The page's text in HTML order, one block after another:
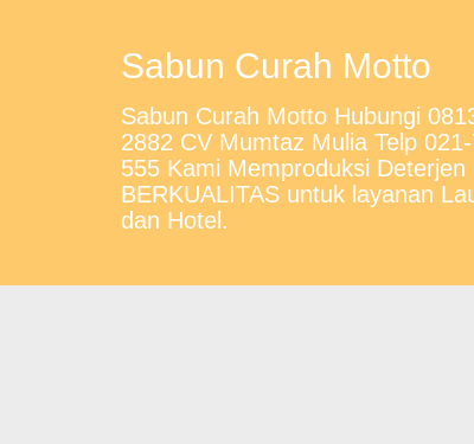
Sabun Curah Motto
Sabun Curah Motto Hubungi
2882 CV Mumtaz Mulia Telp
555 Kami Memproduksi Deterjen
BERKUALITAS untuk layanan
dan Hotel.